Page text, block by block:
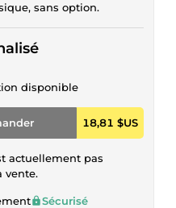
sans option.
disponible
18,81 $US
actuellement pas
vente.
Sécurisé